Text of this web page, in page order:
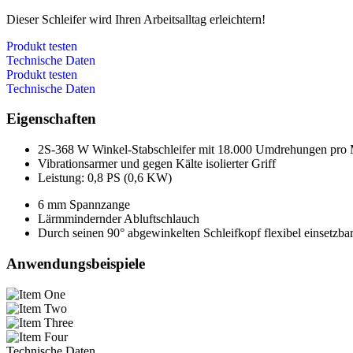
Dieser Schleifer wird Ihren Arbeitsalltag erleichtern!
Produkt testen
Technische Daten
Produkt testen
Technische Daten
Eigenschaften
2S-368 W Winkel-Stabschleifer mit 18.000 Umdrehungen pro
Vibrationsarmer und gegen Kälte isolierter Griff
Leistung: 0,8 PS (0,6 KW)
6 mm Spannzange
Lärmmindernder Abluftschlauch
Durch seinen 90° abgewinkelten Schleifkopf flexibel einsetzbar
Anwendungsbeispiele